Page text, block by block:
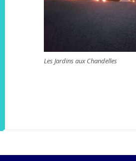
Les Jardins aux Chandelles